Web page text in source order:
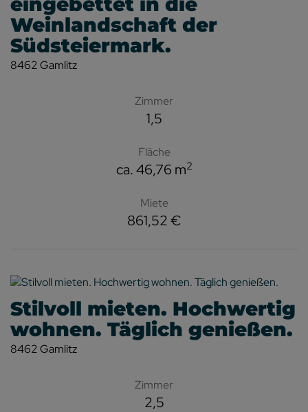
Weinlandschaft der
Südsteiermark.
8462 Gamlitz
Zimmer
1,5
Fläche
ca. 46,76 m2
Miete
861,52 €
Stilvoll mieten. Hochwertig
wohnen. Täglich genießen.
8462 Gamlitz
Zimmer
2,5